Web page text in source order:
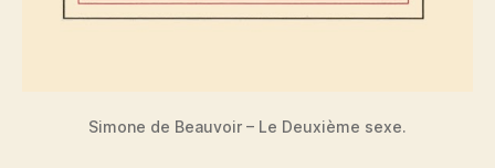
Simone de Beauvoir – Le Deuxième sexe.